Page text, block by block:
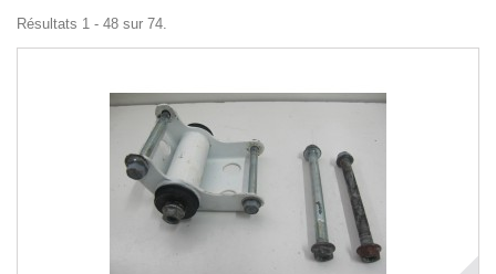
Résultats 1 - 48 sur 74.